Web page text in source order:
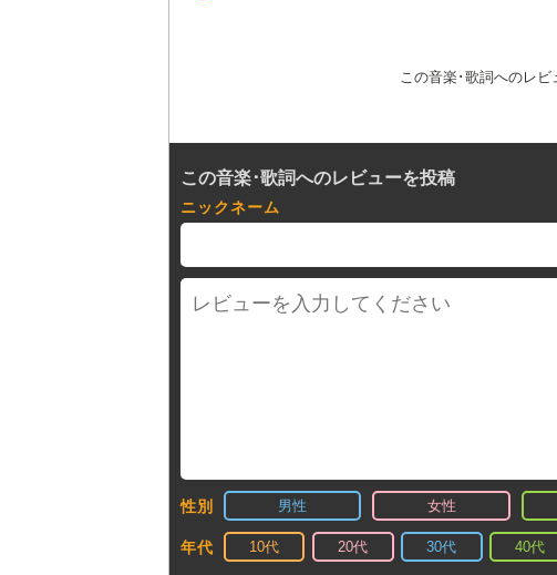
この音楽･歌詞へのレビ
この音楽･歌詞へのレビューを投稿
ニックネーム
性別 男性 女性
年代 10代 20代 30代 40代